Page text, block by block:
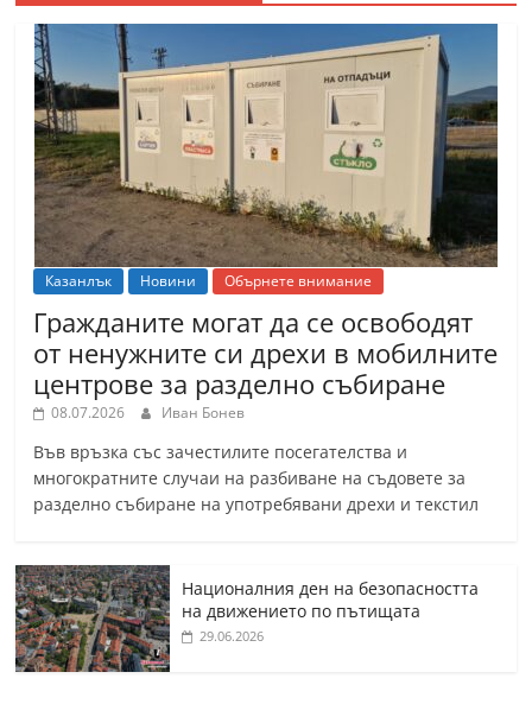
Казанлък Новини Обърнете внимание
Гражданите могат да се освободят
от ненужните си дрехи в мобилните
центрове за разделно събиране
08.07.2026 Иван Бонев
Във връзка със зачестилите посегателства и
многократните случаи на разбиване на съдовете за
разделно събиране на употребявани дрехи и текстил
Националния ден на безопасността
на движението по пътищата
29.06.2026